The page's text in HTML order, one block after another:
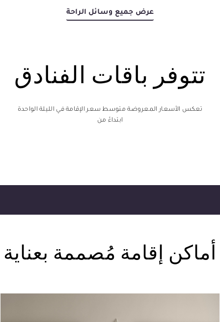
عرض جميع وسائل الراحة
تتوفر باقات الفنادق
تعكس الأسعار المعروضة متوسط سعر الإقامة في الليلة الواحدة
ابتداءً من
أماكن إقامة مُصممة بعناية